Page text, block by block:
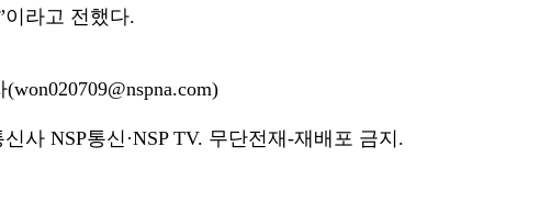
라고 전했다.
사 NSP통신·NSP TV. 무단전재-재배포 금지.